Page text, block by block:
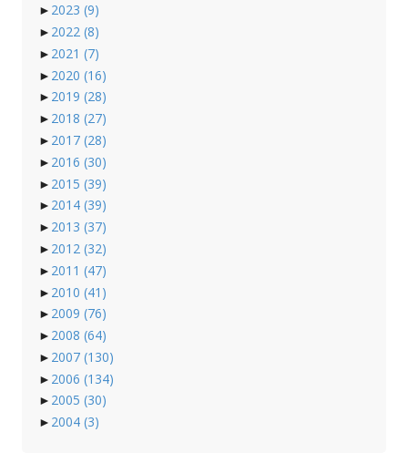
► 2023 (9)
► 2022 (8)
► 2021 (7)
► 2020 (16)
► 2019 (28)
► 2018 (27)
► 2017 (28)
► 2016 (30)
► 2015 (39)
► 2014 (39)
► 2013 (37)
► 2012 (32)
► 2011 (47)
► 2010 (41)
► 2009 (76)
► 2008 (64)
► 2007 (130)
► 2006 (134)
► 2005 (30)
► 2004 (3)